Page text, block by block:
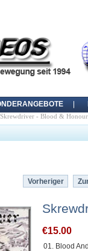
- Blood & Honour
Vorheriger
€15.00
01. Blood